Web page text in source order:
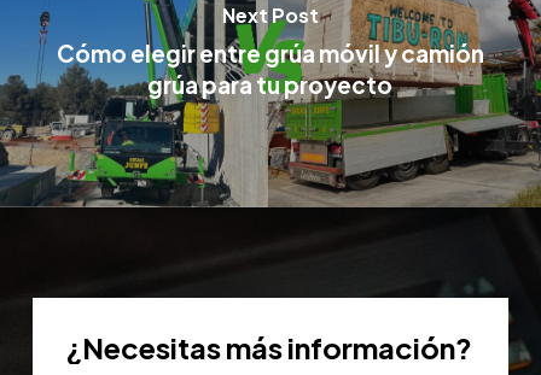
Next Post
Cómo elegir entre grúa móvil y camión
grúa para tu proyecto
¿Necesitasmásinformación?